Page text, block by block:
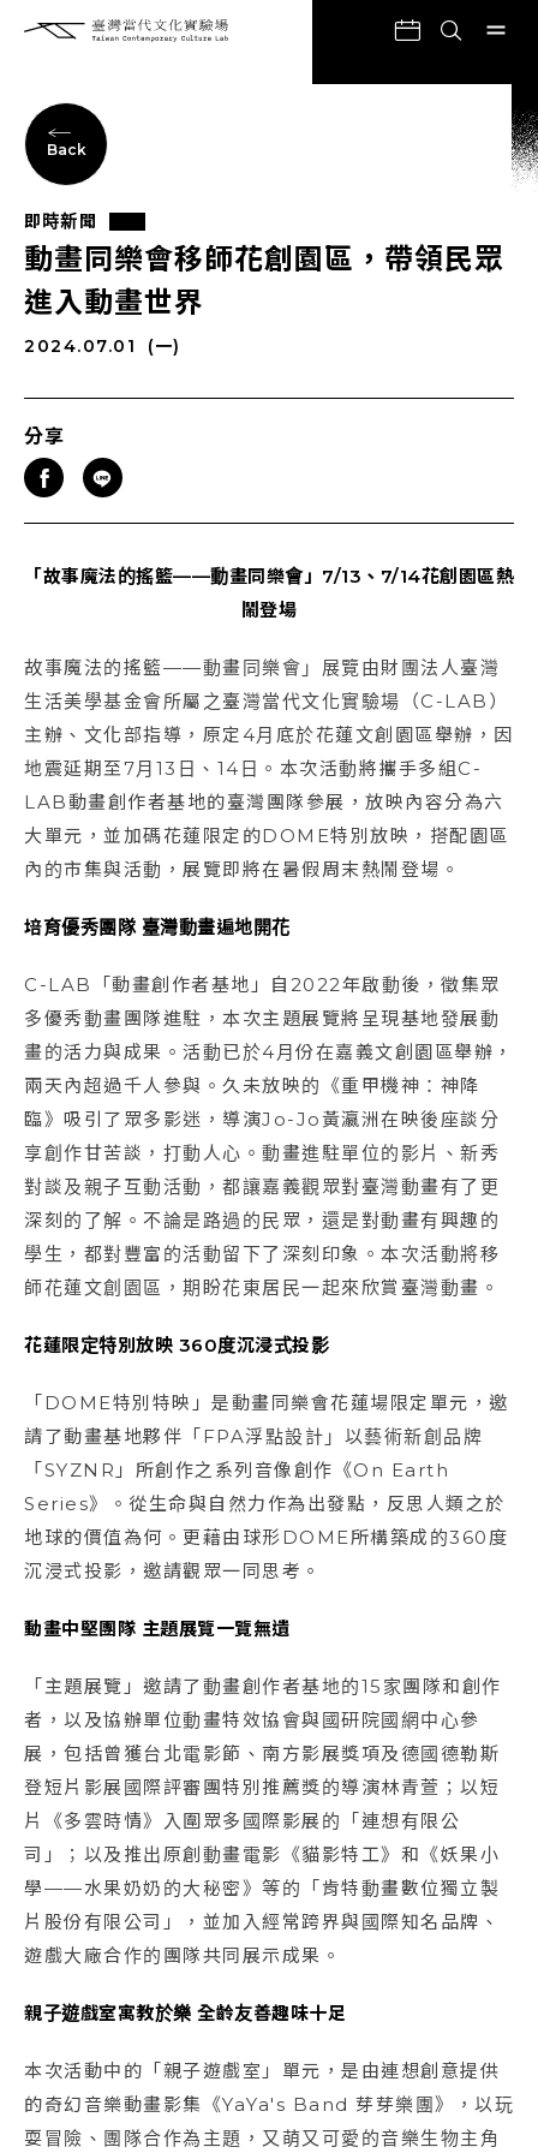
Back
即時新聞
動畫同樂會移師花創園區，帶領民眾
進入動畫世界
2024.07.01 (一)
分享
「故事魔法的搖籃——動畫同樂會」7/13、7/14花創園區熱
鬧登場
故事魔法的搖籃——動畫同樂會」展覽由財團法人臺灣
生活美學基金會所屬之臺灣當代文化實驗場（C-LAB）
主辦、文化部指導，原定4月底於花蓮文創園區舉辦，因
地震延期至7月13日、14日。本次活動將攜手多組C-
LAB動畫創作者基地的臺灣團隊參展，放映內容分為六
大單元，並加碼花蓮限定的DOME特別放映，搭配園區
內的市集與活動，展覽即將在暑假周末熱鬧登場。
培育優秀團隊 臺灣動畫遍地開花
C-LAB「動畫創作者基地」自2022年啟動後，徵集眾
多優秀動畫團隊進駐，本次主題展覽將呈現基地發展動
畫的活力與成果。活動已於4月份在嘉義文創園區舉辦，
兩天內超過千人參與。久未放映的《重甲機神：神降
臨》吸引了眾多影迷，導演Jo-Jo黃瀛洲在映後座談分
享創作甘苦談，打動人心。動畫進駐單位的影片、新秀
對談及親子互動活動，都讓嘉義觀眾對臺灣動畫有了更
深刻的了解。不論是路過的民眾，還是對動畫有興趣的
學生，都對豐富的活動留下了深刻印象。本次活動將移
師花蓮文創園區，期盼花東居民一起來欣賞臺灣動畫。
花蓮限定特別放映 360度沉浸式投影
「DOME特別特映」是動畫同樂會花蓮場限定單元，邀
請了動畫基地夥伴「FPA浮點設計」以藝術新創品牌
「SYZNR」所創作之系列音像創作《On Earth
Series》。從生命與自然力作為出發點，反思人類之於
地球的價值為何。更藉由球形DOME所構築成的360度
沉浸式投影，邀請觀眾一同思考。
動畫中堅團隊 主題展覽一覽無遺
「主題展覽」邀請了動畫創作者基地的15家團隊和創作
者，以及協辦單位動畫特效協會與國研院國網中心參
展，包括曾獲台北電影節、南方影展獎項及德國德勒斯
登短片影展國際評審團特別推薦獎的導演林青萱；以短
片《多雲時情》入圍眾多國際影展的「連想有限公
司」；以及推出原創動畫電影《貓影特工》和《妖果小
學——水果奶奶的大秘密》等的「肯特動畫數位獨立製
片股份有限公司」，並加入經常跨界與國際知名品牌、
遊戲大廠合作的團隊共同展示成果。
親子遊戲室寓教於樂 全齡友善趣味十足
本次活動中的「親子遊戲室」單元，是由連想創意提供
的奇幻音樂動畫影集《YaYa's Band 芽芽樂團》，以玩
耍冒險、團隊合作為主題，又萌又可愛的音樂生物主角